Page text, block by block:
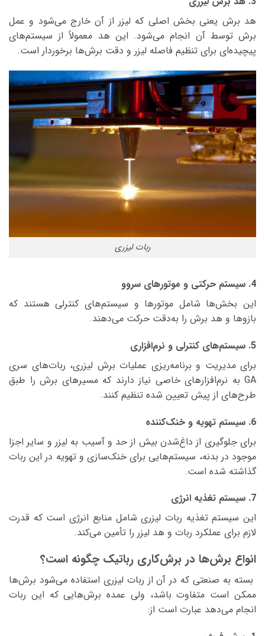
هد برش یعنی بخش اصلی که لیزر از آن خارج می‌شود و عمل
برش توسط آن انجام می‌شود. این هد معمولاً از سیستم‌های
پیچیده‌ای برای تنظیم فاصله لیزر و دقت برش‌ها برخوردار است.
ربات لیزری
4. سیستم حرکتی و موتورهای سروو
این بخش‌ها شامل موتورها و سیستم‌های کنترلی هستند که
بازوها و هد برش را به‌دقت حرکت می‌دهند.
5. سیستم‌های کنترلی و نرم‌افزاری
برای مدیریت و برنامه‌ریزی عملیات برش لیزری، ربات‌های سری
GA به نرم‌افزارهای خاصی نیاز دارند که مسیرهای برش را طبق
طرح‌های از پیش تعیین شده تنظیم کنند.
6. سیستم تهویه و خنک‌کننده
برای جلوگیری از داغ‌شدن بیش از حد و آسیب به لیزر و سایر اجزا
موجود در بدنه، سیستم‌هایی برای خنک‌سازی و تهویه در این ربات
گذاشته شده است.
7. سیستم تغذیه انرژی
این سیستم تغذیه ربات لیزری شامل منابع انرژی است که قدرت
لازم برای عملکرد ربات و هد لیزر را تأمین می‌کند.
انواع برش‌ها در برش‌کاری رباتیک چگونه است؟
بسته به صنعتی که در آن از ربات لیزری استفاده می‌شود برش‌ها
ممکن است متفاوت باشد، ولی عمده برش‌هایی که این ربات
انجام می‌دهد عبارت است از: